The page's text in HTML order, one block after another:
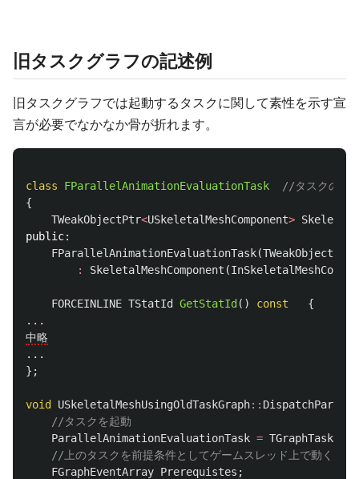
旧タスクグラフの記述例
旧タスクグラフでは起動するタスクに関して素性を示す宣
言が必要でなかなか骨が折れます。
class FParallelAnimationEvaluationTask
//タスクの素
{
TWeakObjectPtr<USkeletalMeshComponent>
public:
FParallelAnimationEvaluationTask(TWeakObjectPtr
:
SkeletalMeshComponent (
FORCEINLINE TStatId GetStatId () const
{
...
中略
...
};
void USkeletalMeshUsingOldTaskGraph::
//タスクを起動
ParallelAnimationEvaluationTask = TGraphTask
//上のタスクを前提条件としてゲームスレッド上で動くタス
FGraphEventArray Prerequistes ;